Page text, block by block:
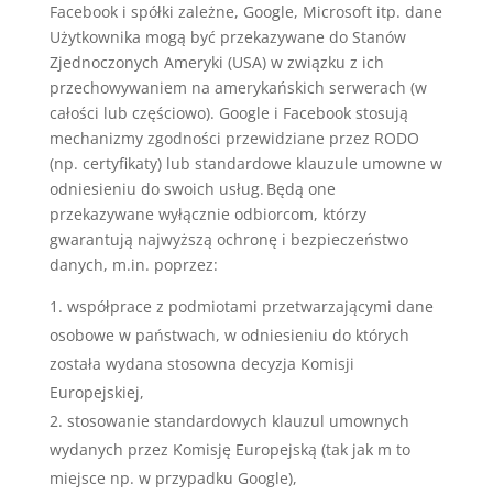
Facebook i spółki zależne, Google, Microsoft itp. dane
Użytkownika mogą być przekazywane do Stanów
Zjednoczonych Ameryki (USA) w związku z ich
przechowywaniem na amerykańskich serwerach (w
całości lub częściowo). Google i Facebook stosują
mechanizmy zgodności przewidziane przez RODO
(np. certyfikaty) lub standardowe klauzule umowne w
odniesieniu do swoich usług. Będą one
przekazywane wyłącznie odbiorcom, którzy
gwarantują najwyższą ochronę i bezpieczeństwo
danych, m.in. poprzez:
współprace z podmiotami przetwarzającymi dane
osobowe w państwach, w odniesieniu do których
została wydana stosowna decyzja Komisji
Europejskiej,
stosowanie standardowych klauzul umownych
wydanych przez Komisję Europejską (tak jak m to
miejsce np. w przypadku Google),